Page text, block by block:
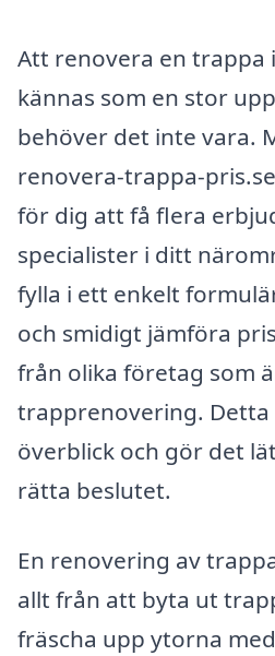
Att renovera en trappa
kännas som en stor
behöver det inte vara.
renovera-trappa-
för dig att få flera
specialister i ditt
fylla i ett enkelt
och smidigt jämföra
från olika företag som
trapprenovering. Detta
överblick och gör det
rätta beslutet.
En renovering av
allt från att byta ut
fräscha upp ytorna